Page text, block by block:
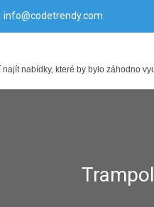
info@codetrendy.com
nabídky, které by bylo záhodno